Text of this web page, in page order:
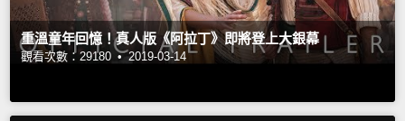
重溫童年回憶！真人版《阿拉丁》即將登上大銀幕
觀看次數：29180 • 2019-03-14